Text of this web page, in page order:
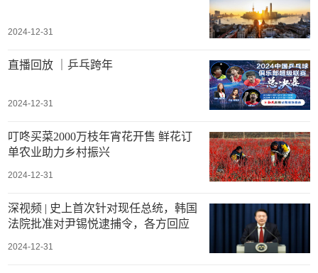
2024-12-31
直播回放 ｜乒乓跨年
2024-12-31
叮咚买菜2000万枝年宵花开售 鲜花订
单农业助力乡村振兴
2024-12-31
深视频 | 史上首次针对现任总统，韩国
法院批准对尹锡悦逮捕令，各方回应
2024-12-31